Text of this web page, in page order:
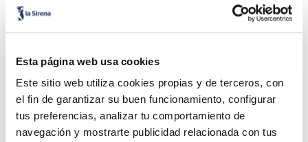
Esta página web usa cookies
Este sitio web utiliza cookies propias y de terceros, con
el fin de garantizar su buen funcionamiento, configurar
tus preferencias, analizar tu comportamiento de
navegación y mostrarte publicidad relacionada con tus
2,99 € Bandeja 350g
Añadir Añadir